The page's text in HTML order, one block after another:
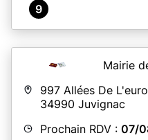
9
Mairie
997 Allées De
34990 Juvignac
Prochain RDV : 07/